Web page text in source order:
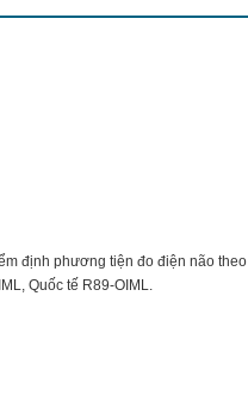
định phương tiện đo điện não theo
Quốc tế R89-OIML.